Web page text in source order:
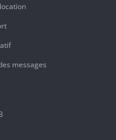
messages